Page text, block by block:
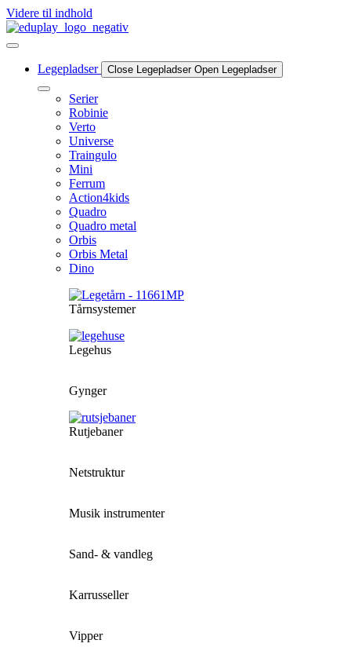
Videre til indhold
Legepladser Close Legepladser Open Legepladser
Serier
Robinie
Verto
Universe
Traingulo
Mini
Ferrum
Action4kids
Quadro
Quadro metal
Orbis
Orbis Metal
Dino
Tårnsystemer
Legehus
Gynger
Rutjebaner
Netstruktur
Musik instrumenter
Sand- & vandleg
Karrusseller
Vipper